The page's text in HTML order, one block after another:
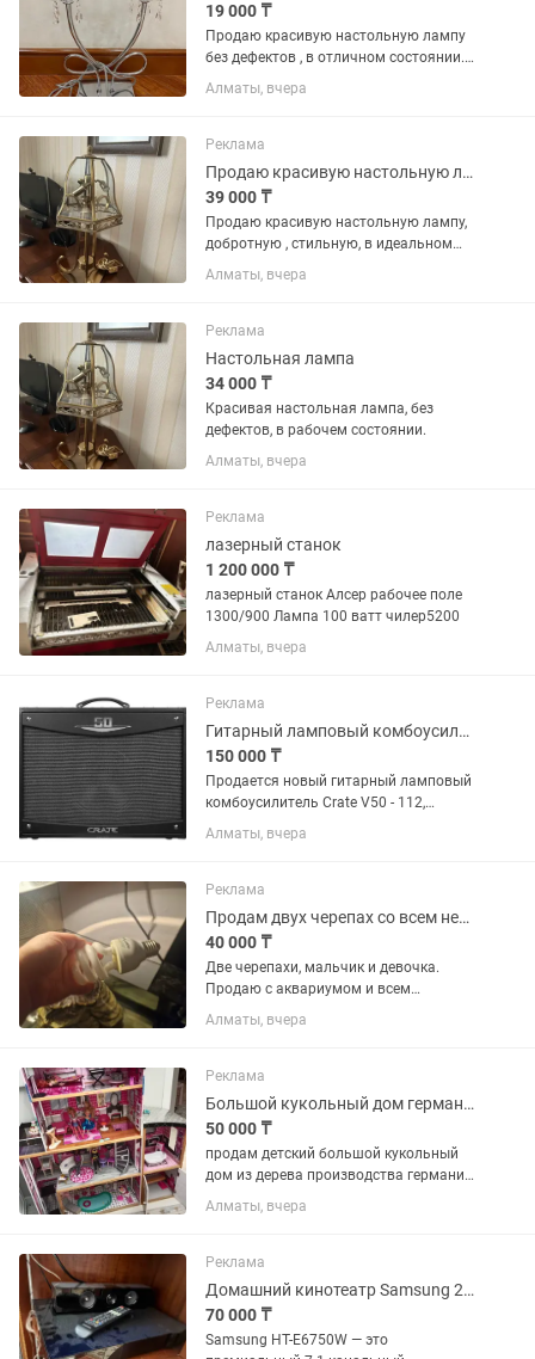
19 000 ₸
Продаю красивую настольную лампу
без дефектов , в отличном состоянии.
Такая лампа украсит любое
помещение! В наличии -2 лампы. Цена
Алматы, вчера
Реклама
Продаю красивую настольную лампу
39 000 ₸
Продаю красивую настольную лампу,
добротную , стильную, в идеальном
состоянии!
Алматы, вчера
Реклама
Настольная лампа
34 000 ₸
Красивая настольная лампа, без
дефектов, в рабочем состоянии.
Алматы, вчера
Реклама
лазерный станок
1 200 000 ₸
лазерный станок Алсер рабочее поле
1300/900 Лампа 100 ватт чилер5200
Алматы, вчера
Реклама
Гитарный ламповый комбоусилитель производства США Crate V50 -112
150 000 ₸
Продается новый гитарный ламповый
комбоусилитель Crate V50 - 112,
произведен в США. Для тех гитаристов,
кто ищет чистый ламповый звук,
перегрузе звучит с блюзовыми...
Алматы, вчера
Реклама
Продам двух черепах со всем необходимым
40 000 ₸
Две черепахи, мальчик и девочка.
Продаю с аквариумом и всем
необходимым. Самовывоз, писать в .
Уф лампа, лампа,аквариум, фильтр,
Алматы, вчера
Реклама
Большой кукольный дом германия
50 000 ₸
продам детский большой кукольный
дом из дерева производства германия
. в стоимость входит все что на фото
именно мебель. есть лифт. бассейн.
лампа стол .барные...
Алматы, вчера
Реклама
Домашний кинотеатр Samsung 2015г.в.
70 000 ₸
Samsung HT-E6750W — это